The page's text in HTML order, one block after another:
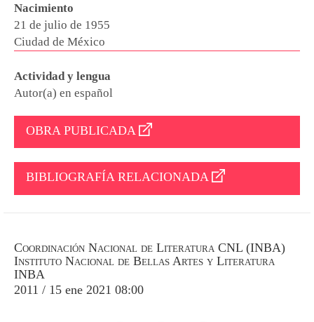
Nacimiento
21 de julio de 1955
Ciudad de México
Actividad y lengua
Autor(a) en español
OBRA PUBLICADA
BIBLIOGRAFÍA RELACIONADA
Coordinación Nacional de Literatura CNL (INBA)
Instituto Nacional de Bellas Artes y Literatura
INBA
2011 / 15 ene 2021 08:00